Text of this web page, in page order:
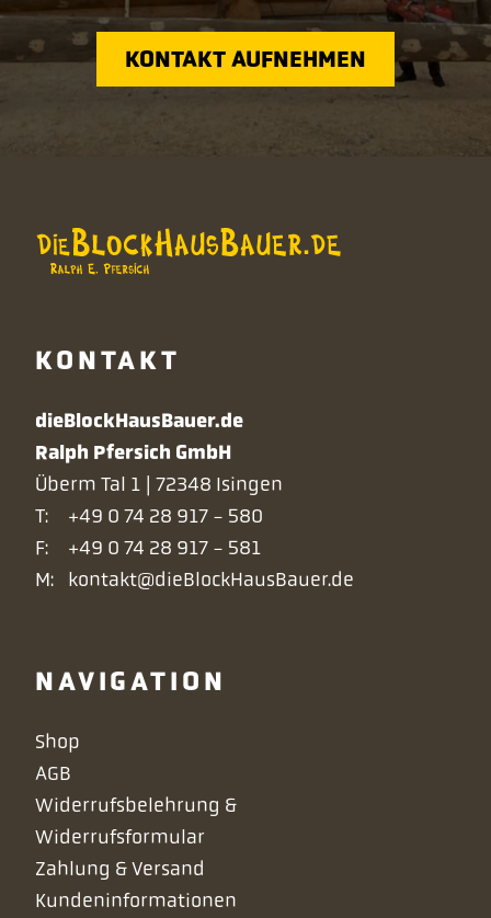
KONTAKT AUFNEHMEN
KONTAKT
dieBlockHausBauer.de
Ralph Pfersich GmbH
Überm Tal 1 | 72348 Isingen
T:
+49 0 74 28 917 - 580
F:
+49 0 74 28 917 - 581
M:
kontakt@dieBlockHausBauer.de
NAVIGATION
Navigation
überspringen
Shop
AGB
Widerrufsbelehrung &
Widerrufsformular
Zahlung & Versand
Kundeninformationen